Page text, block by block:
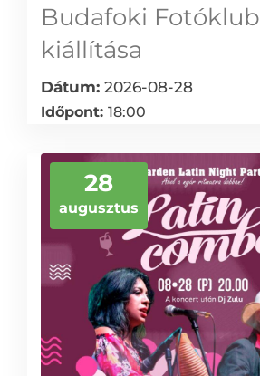
Budafoki Fotóklub
kiállítása
Dátum: 2026-08-28
Időpont: 18:00
28
augusztus